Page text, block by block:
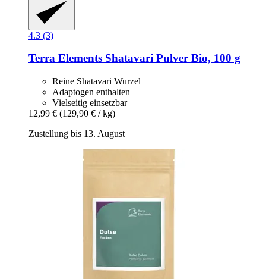
4.3 (3)
Terra Elements Shatavari Pulver Bio, 100 g
Reine Shatavari Wurzel
Adaptogen enthalten
Vielseitig einsetzbar
12,99 € (129,90 € / kg)
Zustellung bis 13. August